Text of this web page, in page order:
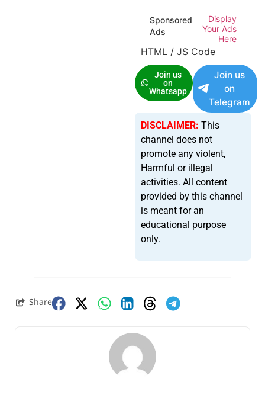
Sponsored
Ads
Display
Your Ads
Here
HTML / JS Code
Join us
on
Whatsapp
Join us
on
Telegram
DISCLAIMER: This
channel does not
promote any violent,
Harmful or illegal
activities. All content
provided by this channel
is meant for an
educational purpose
only.
Share